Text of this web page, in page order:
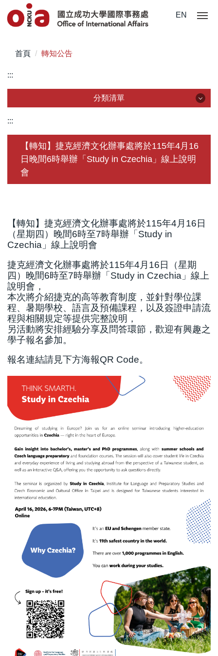
到
區
EN
首頁 轉知公告
:::
分類清單
關於我們
未來學生
學生赴外
國際鏈結
:::
【轉知】捷克經濟文化辦事處將於115年4月16
日晚間6時舉辦「Study in Czechia」線上說明
會
【轉知】捷克經濟文化辦事處將於115年4月16日
（星期四）晚間6時至7時舉辦「Study in
Czechia」線上說明會
捷克經濟文化辦事處將於115年4月16日（星期
四）晚間6時至7時舉辦「Study in Czechia」線上
說明會，
本次將介紹捷克的高等教育制度，並針對學位課
程、暑期學校、語言及預備課程，以及簽證申請流
程與相關規定等提供完整說明，
另活動將安排經驗分享及問答環節，歡迎有興趣之
學子報名參加。
報名連結請見下方海報QR Code。